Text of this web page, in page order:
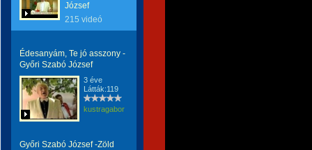
József
215 videó
Édesanyám, Te jó asszony -
Győri Szabó József
3 éve
Látták:119
kustragabor
Győri Szabó József -Zöld